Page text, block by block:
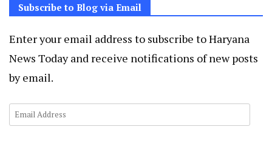
Subscribe to Blog via Email
Enter your email address to subscribe to Haryana
News Today and receive notifications of new posts
by email.
Email